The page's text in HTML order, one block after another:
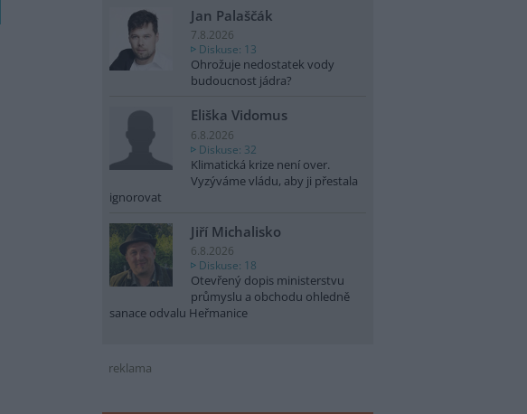
Jan Palaščák
7.8.2026
Diskuse: 13
Ohrožuje nedostatek vody
budoucnost jádra?
Eliška Vidomus
6.8.2026
Diskuse: 32
Klimatická krize není over.
Vyzýváme vládu, aby ji přestala
ignorovat
Jiří Michalisko
6.8.2026
Diskuse: 18
Otevřený dopis ministerstvu
průmyslu a obchodu ohledně
sanace odvalu Heřmanice
reklama